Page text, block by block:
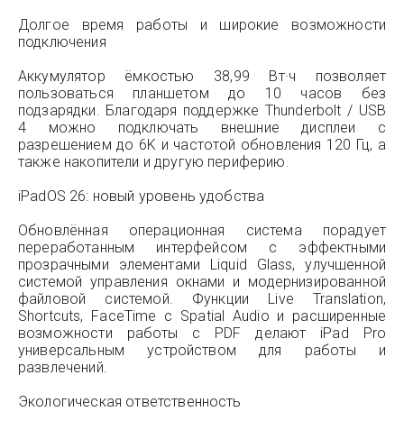
Долгое время работы и широкие возможности
подключения
Аккумулятор ёмкостью 38,99 Вт·ч позволяет
пользоваться планшетом до 10 часов без
подзарядки. Благодаря поддержке Thunderbolt / USB
4 можно подключать внешние дисплеи с
разрешением до 6K и частотой обновления 120 Гц, а
также накопители и другую периферию.
iPadOS 26: новый уровень удобства
Обновлённая операционная система порадует
переработанным интерфейсом с эффектными
прозрачными элементами Liquid Glass, улучшенной
системой управления окнами и модернизированной
файловой системой. Функции Live Translation,
Shortcuts, FaceTime с Spatial Audio и расширенные
возможности работы с PDF делают iPad Pro
универсальным устройством для работы и
развлечений.
Экологическая ответственность